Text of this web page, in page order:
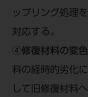
ップリング処理
対応する。
④修復材料の変色
料の経時的劣化
して旧修復材料